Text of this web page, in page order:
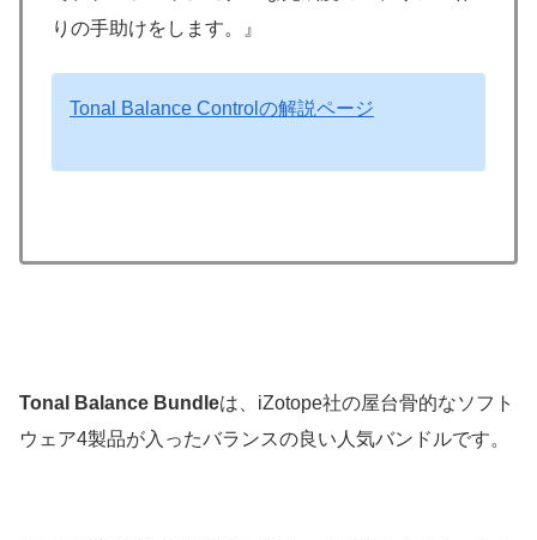
りの手助けをします。』
Tonal Balance Controlの解説ページ
Tonal Balance Bundleは、iZotope社の屋台骨的なソフト
ウェア4製品が入ったバランスの良い人気バンドルです。